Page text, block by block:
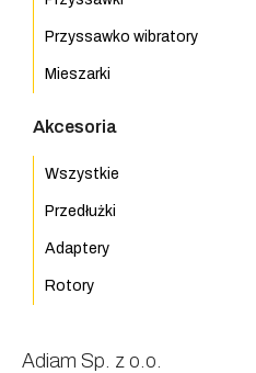
Przyssawko wibratory
Mieszarki
Akcesoria
Wszystkie
Przedłużki
Adaptery
Rotory
Adiam Sp. z o.o.